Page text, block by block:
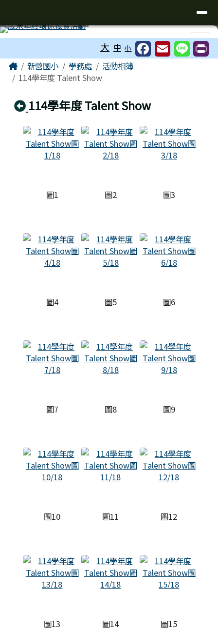
⏸
大 中 小
主內容區域
Home新營國小 學務處
活動相簿
114學年度 Talent Show
回上頁
114學年度 Talent Show
圖1 圖2 圖3
圖4 圖5 圖6
圖7 圖8 圖9
圖10 圖11 圖12
圖13 圖14 圖15
頁尾區域